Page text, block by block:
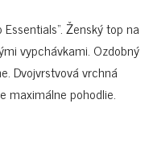
Ženský top na
vypchávkami. Ozdobný
Dvojvrstvová vrchná
maximálne pohodlie.